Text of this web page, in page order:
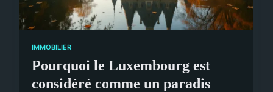
IMMOBILIER
Pourquoi le Luxembourg est
considéré comme un paradis